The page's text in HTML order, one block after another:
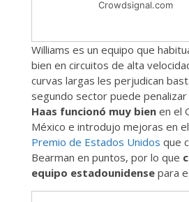
Crowdsignal.com
Williams es un equipo que
bien en circuitos de alta
curvas largas les perjudican
segundo sector puede penalizar
Haas funcionó muy bienen el
México e introdujo mejoras en
Premio de Estados Unidos que
Bearman en puntos, por lo que
equipo estadounidensepara